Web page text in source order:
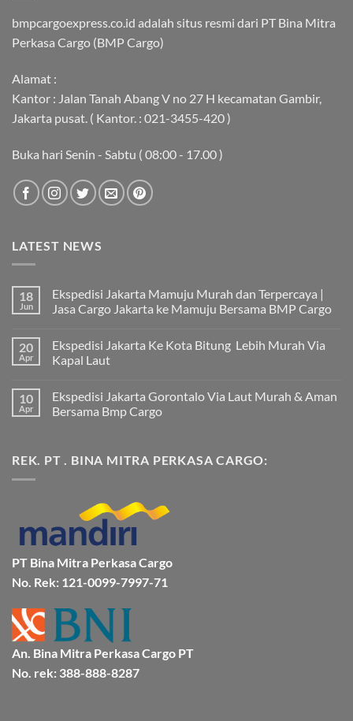
bmpcargoexpress.co.id adalah situs resmi dari PT Bina Mitra
Perkasa Cargo (BMP Cargo)
Alamat :
Kantor : Jalan Tanah Abang V no 27 H kecamatan Gambir,
Jakarta pusat. ( Kantor. : 021-3455-420 )
Buka hari Senin - Sabtu ( 08:00 - 17.00 )
LATEST NEWS
18
Jun
Ekspedisi Jakarta Mamuju Murah dan Terpercaya |
Jasa Cargo Jakarta ke Mamuju Bersama BMP Cargo
komentar
pada
Ekspedisi
Murah
dan
Terpercaya
Jakarta
ke
20
Apr
Ekspedisi Jakarta Ke Kota Bitung Lebih Murah Via
Kapal Laut
komentar
pada
Ekspedisi
Bitung
Lebih
10
Apr
Ekspedisi Jakarta Gorontalo Via Laut Murah & Aman
Bersama Bmp Cargo
pada
Ekspedisi
&
Aman
Bmp
Cargo
REK. PT . BINA MITRA PERKASA CARGO:
PT Bina Mitra Perkasa Cargo
No. Rek: 121-0099-7997-71
An. Bina Mitra Perkasa Cargo PT
No. rek: 388-888-8287